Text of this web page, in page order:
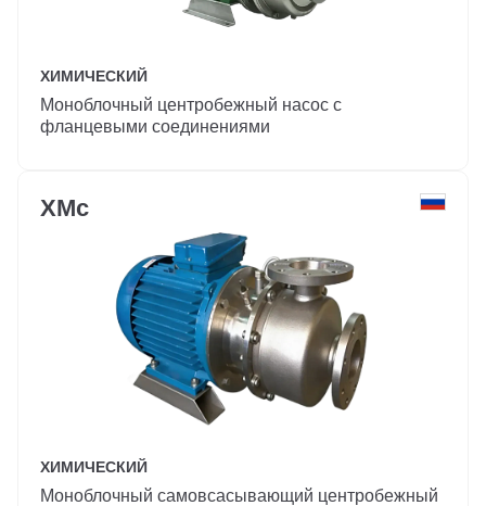
ХИМИЧЕСКИЙ
Моноблочный центробежный насос с
фланцевыми соединениями
ХМс
ХИМИЧЕСКИЙ
Моноблочный самовсасывающий центробежный